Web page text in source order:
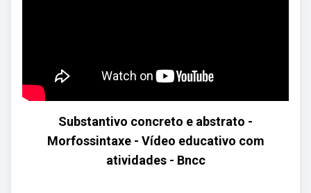
Substantivo concreto e abstrato -
Morfossintaxe - Vídeo educativo com
atividades - Bncc